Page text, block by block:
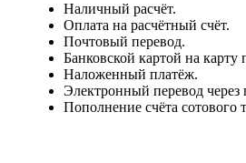
Наличный расчёт.
Оплата на расчётный счёт.
Почтовый перевод.
Банковской картой на карту
Наложенный платёж.
Электронный перевод
Пополнение счёта сотового